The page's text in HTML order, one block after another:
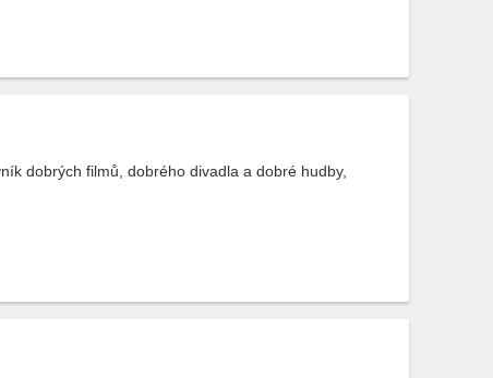
dobrých filmů, dobrého divadla a dobré hudby,